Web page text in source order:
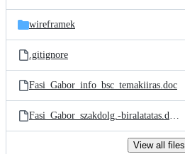
wireframek
.gitignore
Fasi_Gabor_info_bsc_temakiiras.doc
Fasi_Gabor_szakdolg.-biralatatas.docx
View all files